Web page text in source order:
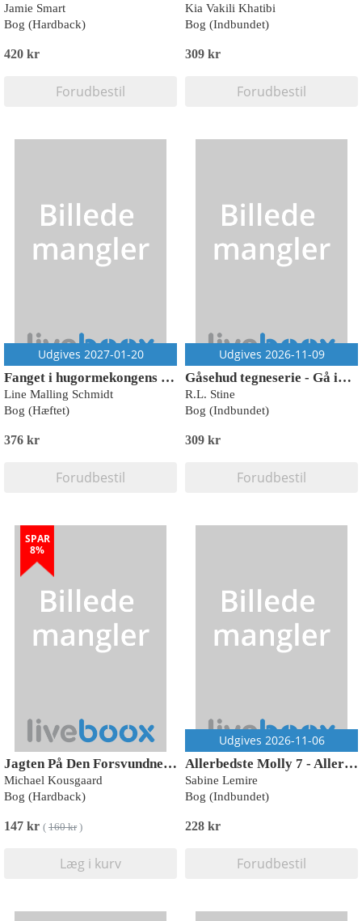
Jamie Smart
Bog (Hardback)
420 kr
Forudbestil
Kia Vakili Khatibi
Bog (Indbundet)
309 kr
Forudbestil
Udgives 2027-01-20
Fanget i hugormekongens rige
Line Malling Schmidt
Bog (Hæftet)
376 kr
Forudbestil
Udgives 2026-11-09
Gåsehud tegneserie - Gå ikke ned i kælderen
R.L. Stine
Bog (Indbundet)
309 kr
Forudbestil
SPAR
8%
Jagten På Den Forsvundne Tid
Michael Kousgaard
Bog (Hardback)
147 kr ( 160 kr)
Læg i kurv
Udgives 2026-11-06
Allerbedste Molly 7 - Allerbedste Molly og alle gaverne
Sabine Lemire
Bog (Indbundet)
228 kr
Forudbestil